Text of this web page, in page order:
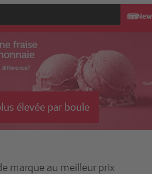
élevée par boule
marque au meilleur prix